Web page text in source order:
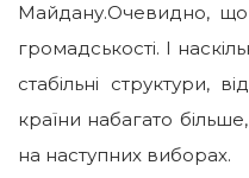
Майдану.Очевидно, що
громадськості. І
стабільні структури,
країни набагато
на наступних виборах.